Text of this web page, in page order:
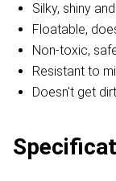
Silky, shiny
Floatable,
Non-toxic,
Resistant to
Doesn't get